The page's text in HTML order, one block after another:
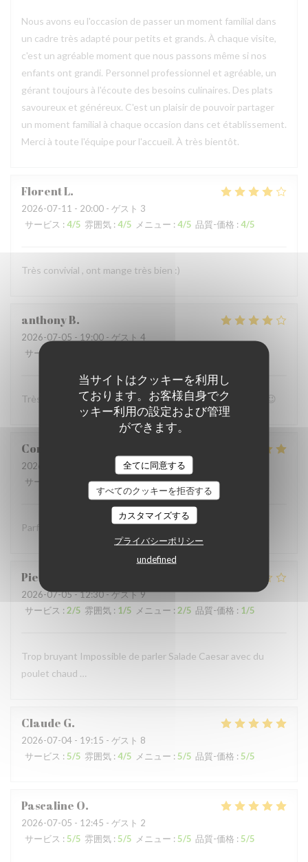
当サイトはクッキーを利用し
ております。お客様自身でク
ッキー利用の設定および管理
ができます。
全てに同意する
すべてのクッキーを拒否する
カスタマイズする
プライバシーポリシー
undefined
Nous avons eu l'occasion de passer un moment familial dans
un cadre très adapté pour petits et grands. À chaque visite,
c'est un agréable moment que nous passons même si nos
enfants ont grandi. Personnel professionnel et agréable, un
gérant toujours à l'écoute des besoins culinaires. Des plats
savoureux et généreux. C'est un plaisir de pouvoir partager
un moment familial à chaque occasion dans cet établissement.
Merci à toute l'équipe pour l'accueil. À très bientôt.
FlorentL
2026-07-11 - 20:00 - ゲスト 3
サービス : 4/5 雰囲気 : 4/5 メニュー : 4/5 品質-価格 : 4/5
Très convivial , ont mange très bien :)
anthonyB
2026-07-05 - 19:00 - ゲスト 4
サービス
Très bon accueil et patron super sympa Personnel au top😉
Coralie
2026-07-05
- 12:15 - ゲスト 4
サービス
雰囲気:5/5 メニュー:5/5 品質-価格
Parfait comme toujours !
Pierre
2026-07-05- 12:30 - ゲスト 9
サービス : 2/5 雰囲気 : 1/5 メニュー : 2/5 品質-価格 : 1/5
Trop bruyant Impossible de parler Salade Caesar avec du
poulet chaud …
Claude G
2026-07-04 - 19:15 - ゲスト 8
サービス :5/5 雰囲気 :4/5 メニュー :5/5 品質-価格 :5/5
Pascaline O
2026-07-05 - 12:45 - ゲスト 2
サービス : 5/5 雰囲気 : 5/5 メニュー : 5/5 品質-価格 : 5/5